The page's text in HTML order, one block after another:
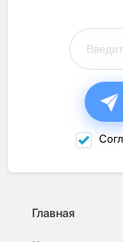
Главная